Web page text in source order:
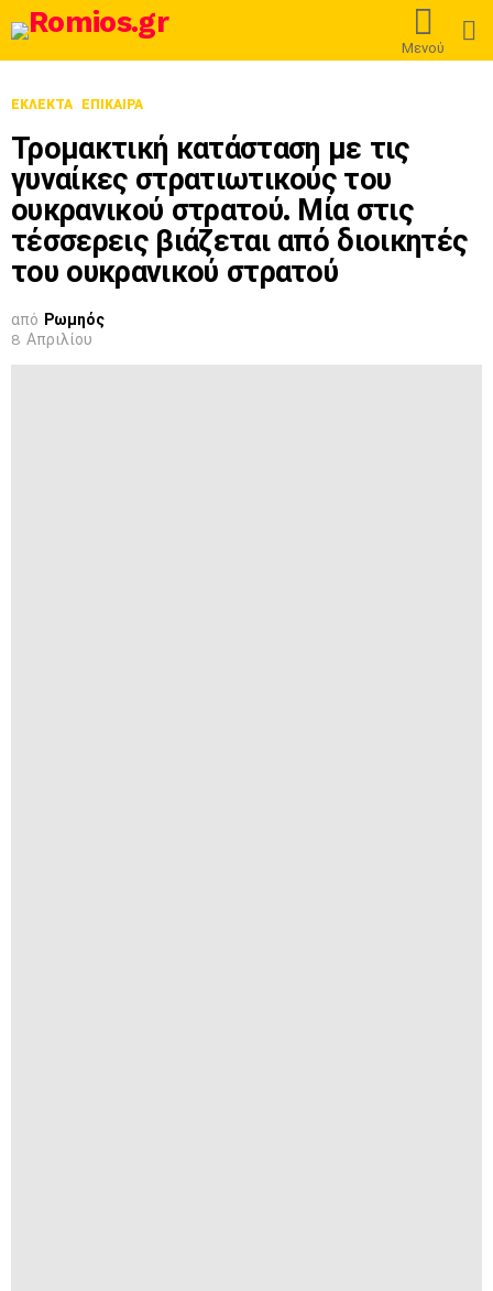
Μενού
ΕΚΛΕΚΤΆ ΕΠΊΚΑΙΡΑ
Τρομακτική κατάσταση με τις
γυναίκες στρατιωτικούς του
ουκρανικού στρατού. Μία στις
τέσσερεις βιάζεται από διοικητές
του ουκρανικού στρατού
από Ρωμηός
8 Απριλίου